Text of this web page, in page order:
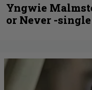
Yngwie
or Never -